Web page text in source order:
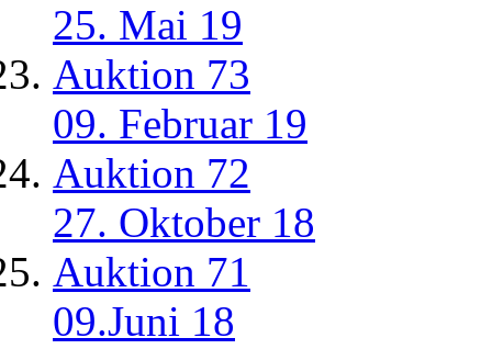
25. Mai 19
Auktion 73
09. Februar 19
Auktion 72
27. Oktober 18
Auktion 71
09.Juni 18